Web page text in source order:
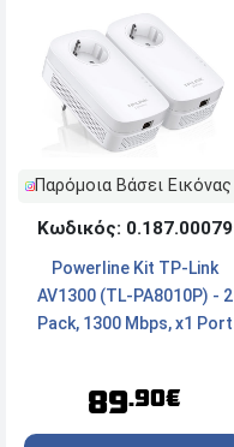
Παρόμοια Βάσει Εικόνας
Κωδικός: 0.187.00079
Powerline Kit TP-Link
AV1300 (TL-PA8010P) - 2
Pack, 1300 Mbps, x1 Port
89.90€